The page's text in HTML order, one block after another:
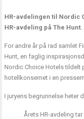
HR-avdelingen til Nordic
HR-avdeling på The Hunt.
For andre år på rad samlet
Hunt, en faglig
Nordic Choice Hotels tildelt
hotellkonsernet i en
I juryens begrunnelse heter
Årets HR-avdeling